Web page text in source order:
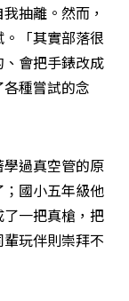
抽離。然而，
「其實部落很
會把手錶改成
種嘗試的念
過真空管的原
國小五年級他
一把真槍，把
玩伴則崇拜不